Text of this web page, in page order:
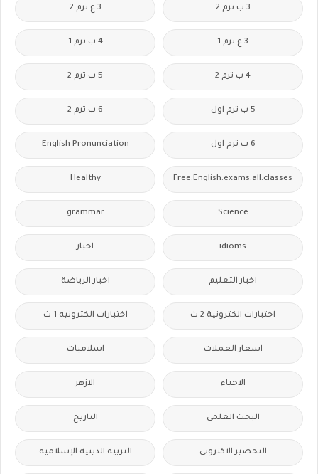
3 ب ترم 2 3 ع ترم 2
3 ع ترم 1 4 ب ترم 1
4 ب ترم 2 5 ب ترم 2
5 ب ترم اول 6 ب ترم 2
6 ب ترم اول English Pronunciation
Free.English.exams.all.classes
Healthy
Science
grammar
idioms اخبار
اخبار التعليم اخبار الرياضة
اختبارات الكترونية 2 ث اختبارات الكترونيه 1 ث
اسعار العملات اسلاميات
الاحياء الازهر
البحث العلمى التاريخ
التحضير الاكترونى التربية الدينية الإسلامية